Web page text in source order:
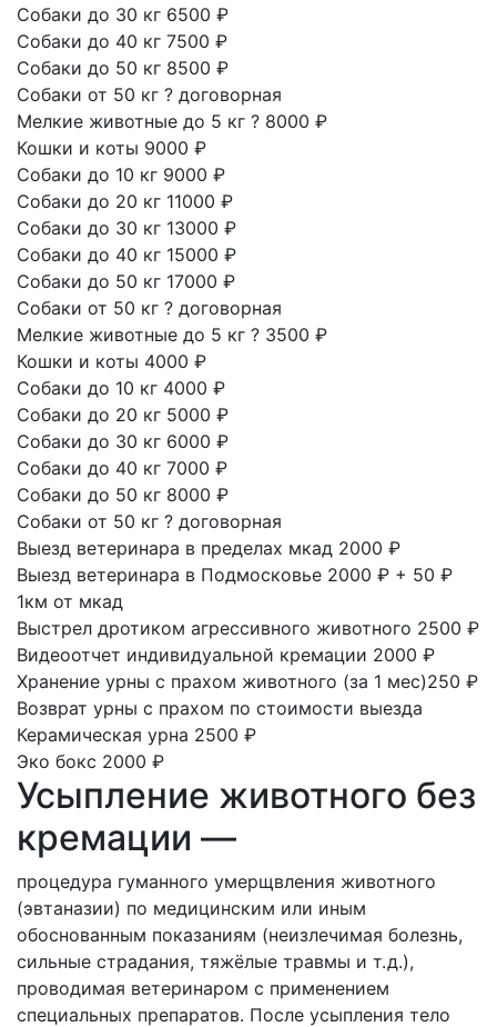
Собаки до 30 кг 6500 ₽
Собаки до 40 кг 7500 ₽
Собаки до 50 кг 8500 ₽
Собаки от 50 кг ? договорная
Мелкие животные до 5 кг ? 8000 ₽
Кошки и коты 9000 ₽
Собаки до 10 кг 9000 ₽
Собаки до 20 кг 11000 ₽
Собаки до 30 кг 13000 ₽
Собаки до 40 кг 15000 ₽
Собаки до 50 кг 17000 ₽
Собаки от 50 кг ? договорная
Мелкие животные до 5 кг ? 3500 ₽
Кошки и коты 4000 ₽
Собаки до 10 кг 4000 ₽
Собаки до 20 кг 5000 ₽
Собаки до 30 кг 6000 ₽
Собаки до 40 кг 7000 ₽
Собаки до 50 кг 8000 ₽
Собаки от 50 кг ? договорная
Выезд ветеринара в пределах мкад 2000 ₽
Выезд ветеринара в Подмосковье 2000 ₽ + 50 ₽
1км от мкад
Выстрел дротиком агрессивного животного 2500 ₽
Видеоотчет индивидуальной кремации 2000 ₽
Хранение урны с прахом животного (за 1 мес)250 ₽
Возврат урны с прахом по стоимости выезда
Керамическая урна 2500 ₽
Эко бокс 2000 ₽
Усыпление животного без
кремации —
процедура гуманного умерщвления животного
(эвтаназии) по медицинским или иным
обоснованным показаниям (неизлечимая болезнь,
сильные страдания, тяжёлые травмы и т. д.),
проводимая ветеринаром с применением
специальных препаратов. После усыпления тело